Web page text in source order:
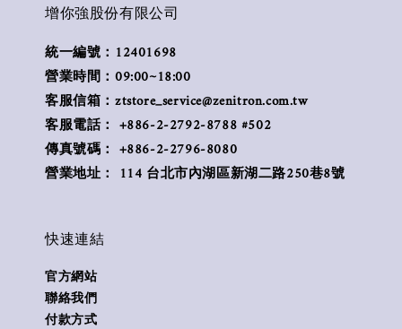
增你強股份有限公司
統一編號：12401698
營業時間：09:00~18:00
客服信箱：ztstore_service@zenitron.com.tw
客服電話： +886-2-2792-8788 #502
傳真號碼： +886-2-2796-8080
營業地址： 114 台北市內湖區新湖二路250巷8號
快速連結
官方網站
聯絡我們
付款方式